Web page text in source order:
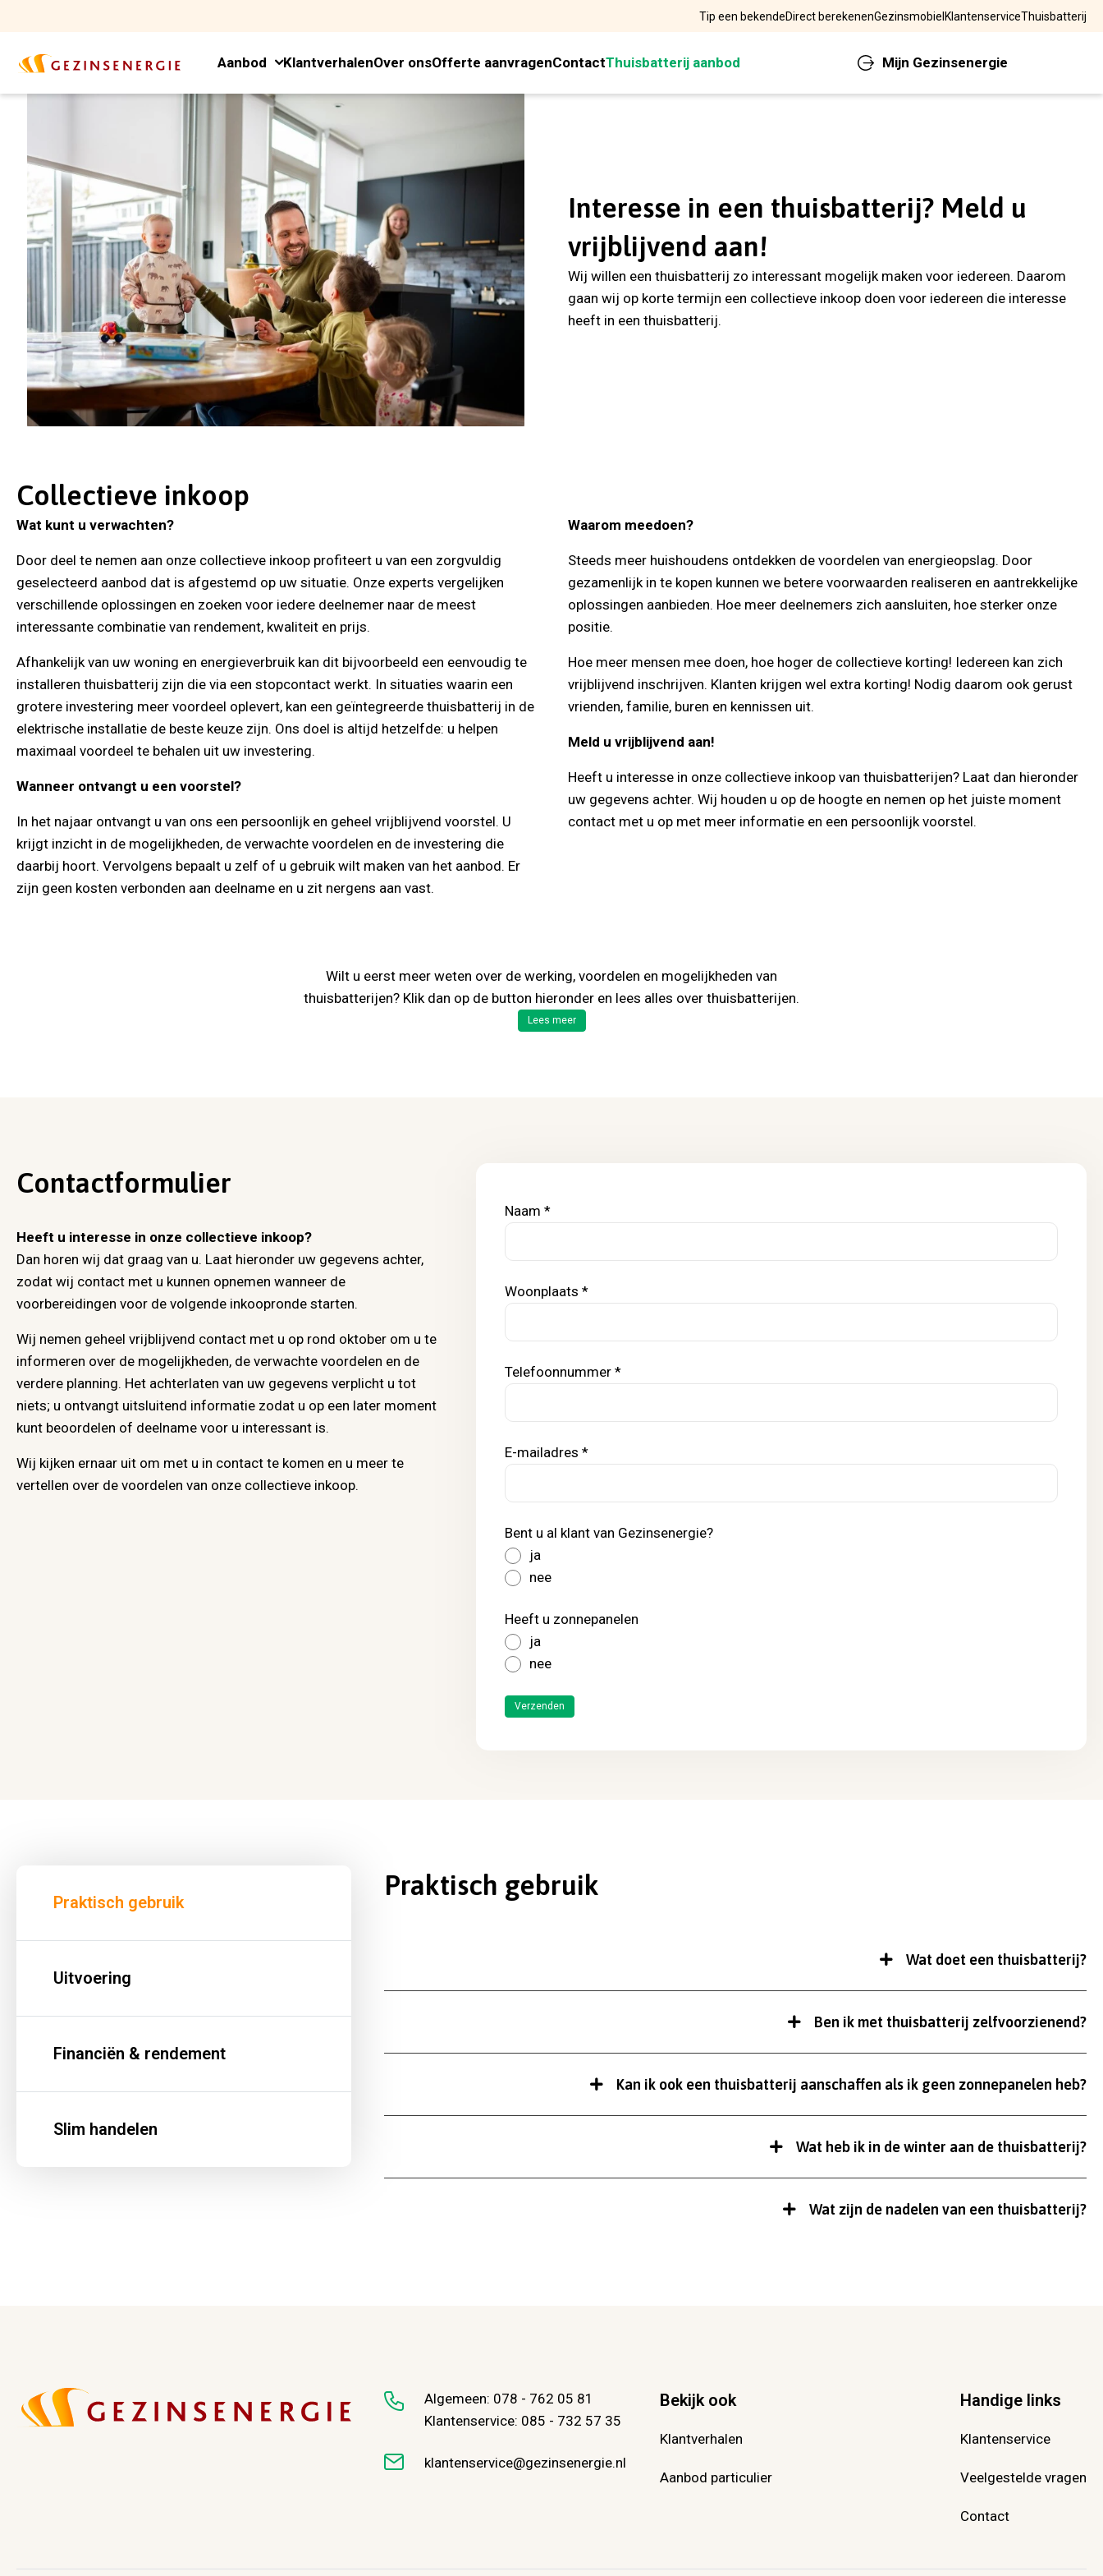
Tip een bekendeDirect berekenenGezinsmobiel KlantenserviceThuisbatterij
Aanbod KlantverhalenOver onsOfferte aanvragenContactThuisbatterij aanbod Mijn Gezinsenergie
Interesse in een thuisbatterij? Meld u
vrijblijvend aan!
Wij willen een thuisbatterij zo interessant mogelijk maken voor iedereen. Daarom
gaan wij op korte termijn een collectieve inkoop doen voor iedereen die interesse
heeft in een thuisbatterij.
Collectieve inkoop
Wat kunt u verwachten?
Door deel te nemen aan onze collectieve inkoop profiteert u van een zorgvuldig
geselecteerd aanbod dat is afgestemd op uw situatie. Onze experts vergelijken
verschillende oplossingen en zoeken voor iedere deelnemer naar de meest
interessante combinatie van rendement, kwaliteit en prijs.
Afhankelijk van uw woning en energieverbruik kan dit bijvoorbeeld een eenvoudig te
installeren thuisbatterij zijn die via een stopcontact werkt. In situaties waarin een
grotere investering meer voordeel oplevert, kan een geïntegreerde thuisbatterij in de
elektrische installatie de beste keuze zijn. Ons doel is altijd hetzelfde: u helpen
maximaal voordeel te behalen uit uw investering.
Wanneer ontvangt u een voorstel?
In het najaar ontvangt u van ons een persoonlijk en geheel vrijblijvend voorstel. U
krijgt inzicht in de mogelijkheden, de verwachte voordelen en de investering die
daarbij hoort. Vervolgens bepaalt u zelf of u gebruik wilt maken van het aanbod. Er
zijn geen kosten verbonden aan deelname en u zit nergens aan vast.
Waarom meedoen?
Steeds meer huishoudens ontdekken de voordelen van energieopslag. Door
gezamenlijk in te kopen kunnen we betere voorwaarden realiseren en aantrekkelijke
oplossingen aanbieden. Hoe meer deelnemers zich aansluiten, hoe sterker onze
positie.
Hoe meer mensen mee doen, hoe hoger de collectieve korting! Iedereen kan zich
vrijblijvend inschrijven. Klanten krijgen wel extra korting! Nodig daarom ook gerust
vrienden, familie, buren en kennissen uit.
Meld u vrijblijvend aan!
Heeft u interesse in onze collectieve inkoop van thuisbatterijen? Laat dan hieronder
uw gegevens achter. Wij houden u op de hoogte en nemen op het juiste moment
contact met u op met meer informatie en een persoonlijk voorstel.
Wilt u eerst meer weten over de werking, voordelen en mogelijkheden van
thuisbatterijen? Klik dan op de button hieronder en lees alles over thuisbatterijen.
Lees meer
Contactformulier
Heeft u interesse in onze collectieve inkoop?
Dan horen wij dat graag van u. Laat hieronder uw gegevens achter,
zodat wij contact met u kunnen opnemen wanneer de
voorbereidingen voor de volgende inkoopronde starten.
Wij nemen geheel vrijblijvend contact met u op rond oktober om u te
informeren over de mogelijkheden, de verwachte voordelen en de
verdere planning. Het achterlaten van uw gegevens verplicht u tot
niets; u ontvangt uitsluitend informatie zodat u op een later moment
kunt beoordelen of deelname voor u interessant is.
Wij kijken ernaar uit om met u in contact te komen en u meer te
vertellen over de voordelen van onze collectieve inkoop.
Naam *
Woonplaats *
Telefoonnummer *
E-mailadres *
Bent u al klant van Gezinsenergie?
ja
nee
Heeft u zonnepanelen
ja
nee
Verzenden
Praktisch gebruik
Uitvoering
Financiën & rendement
Slim handelen
Praktisch gebruik
Wat doet een thuisbatterij?
Ben ik met thuisbatterij zelfvoorzienend?
Kan ik ook een thuisbatterij aanschaffen als ik geen zonnepanelen heb?
Wat heb ik in de winter aan de thuisbatterij?
Wat zijn de nadelen van een thuisbatterij?
Algemeen: 078 - 762 05 81
Klantenservice: 085 - 732 57 35
klantenservice@gezinsenergie.nl
Bekijk ook
Klantverhalen
Aanbod particulier
Handige links
Klantenservice
Veelgestelde vragen
Contact